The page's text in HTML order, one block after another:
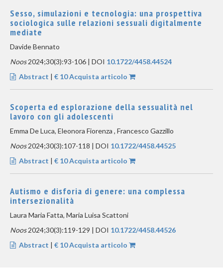
Sesso, simulazioni e tecnologia: una prospettiva
sociologica sulle relazioni sessuali digitalmente
mediate
Davide Bennato
Noos2024;30(3):93-106 | DOI 10.1722/4458.44524
Abstract | € 10 Acquista articolo
Scoperta ed esplorazione della sessualità nel
lavoro con gli adolescenti
Emma De Luca, Eleonora Fiorenza , Francesco Gazzillo
Noos2024;30(3):107-118 | DOI 10.1722/4458.44525
Abstract | € 10 Acquista articolo
Autismo e disforia di genere: una complessa
intersezionalità
Laura Maria Fatta, Maria Luisa Scattoni
Noos2024;30(3):119-129 | DOI 10.1722/4458.44526
Abstract | € 10 Acquista articolo